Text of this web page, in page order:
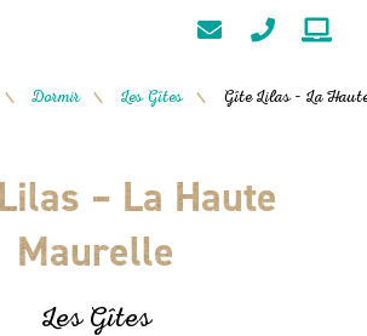
/ Dormir / Les Gîtes / Gîte Lilas – La
– La Haute
Maurelle
Les Gîtes